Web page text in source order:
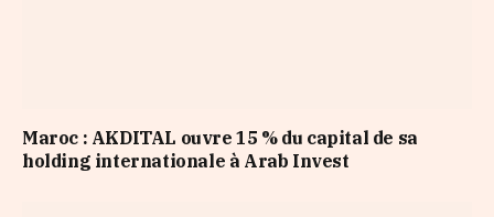
Maroc : AKDITAL ouvre 15 % du capital de sa
holding internationale à Arab Invest